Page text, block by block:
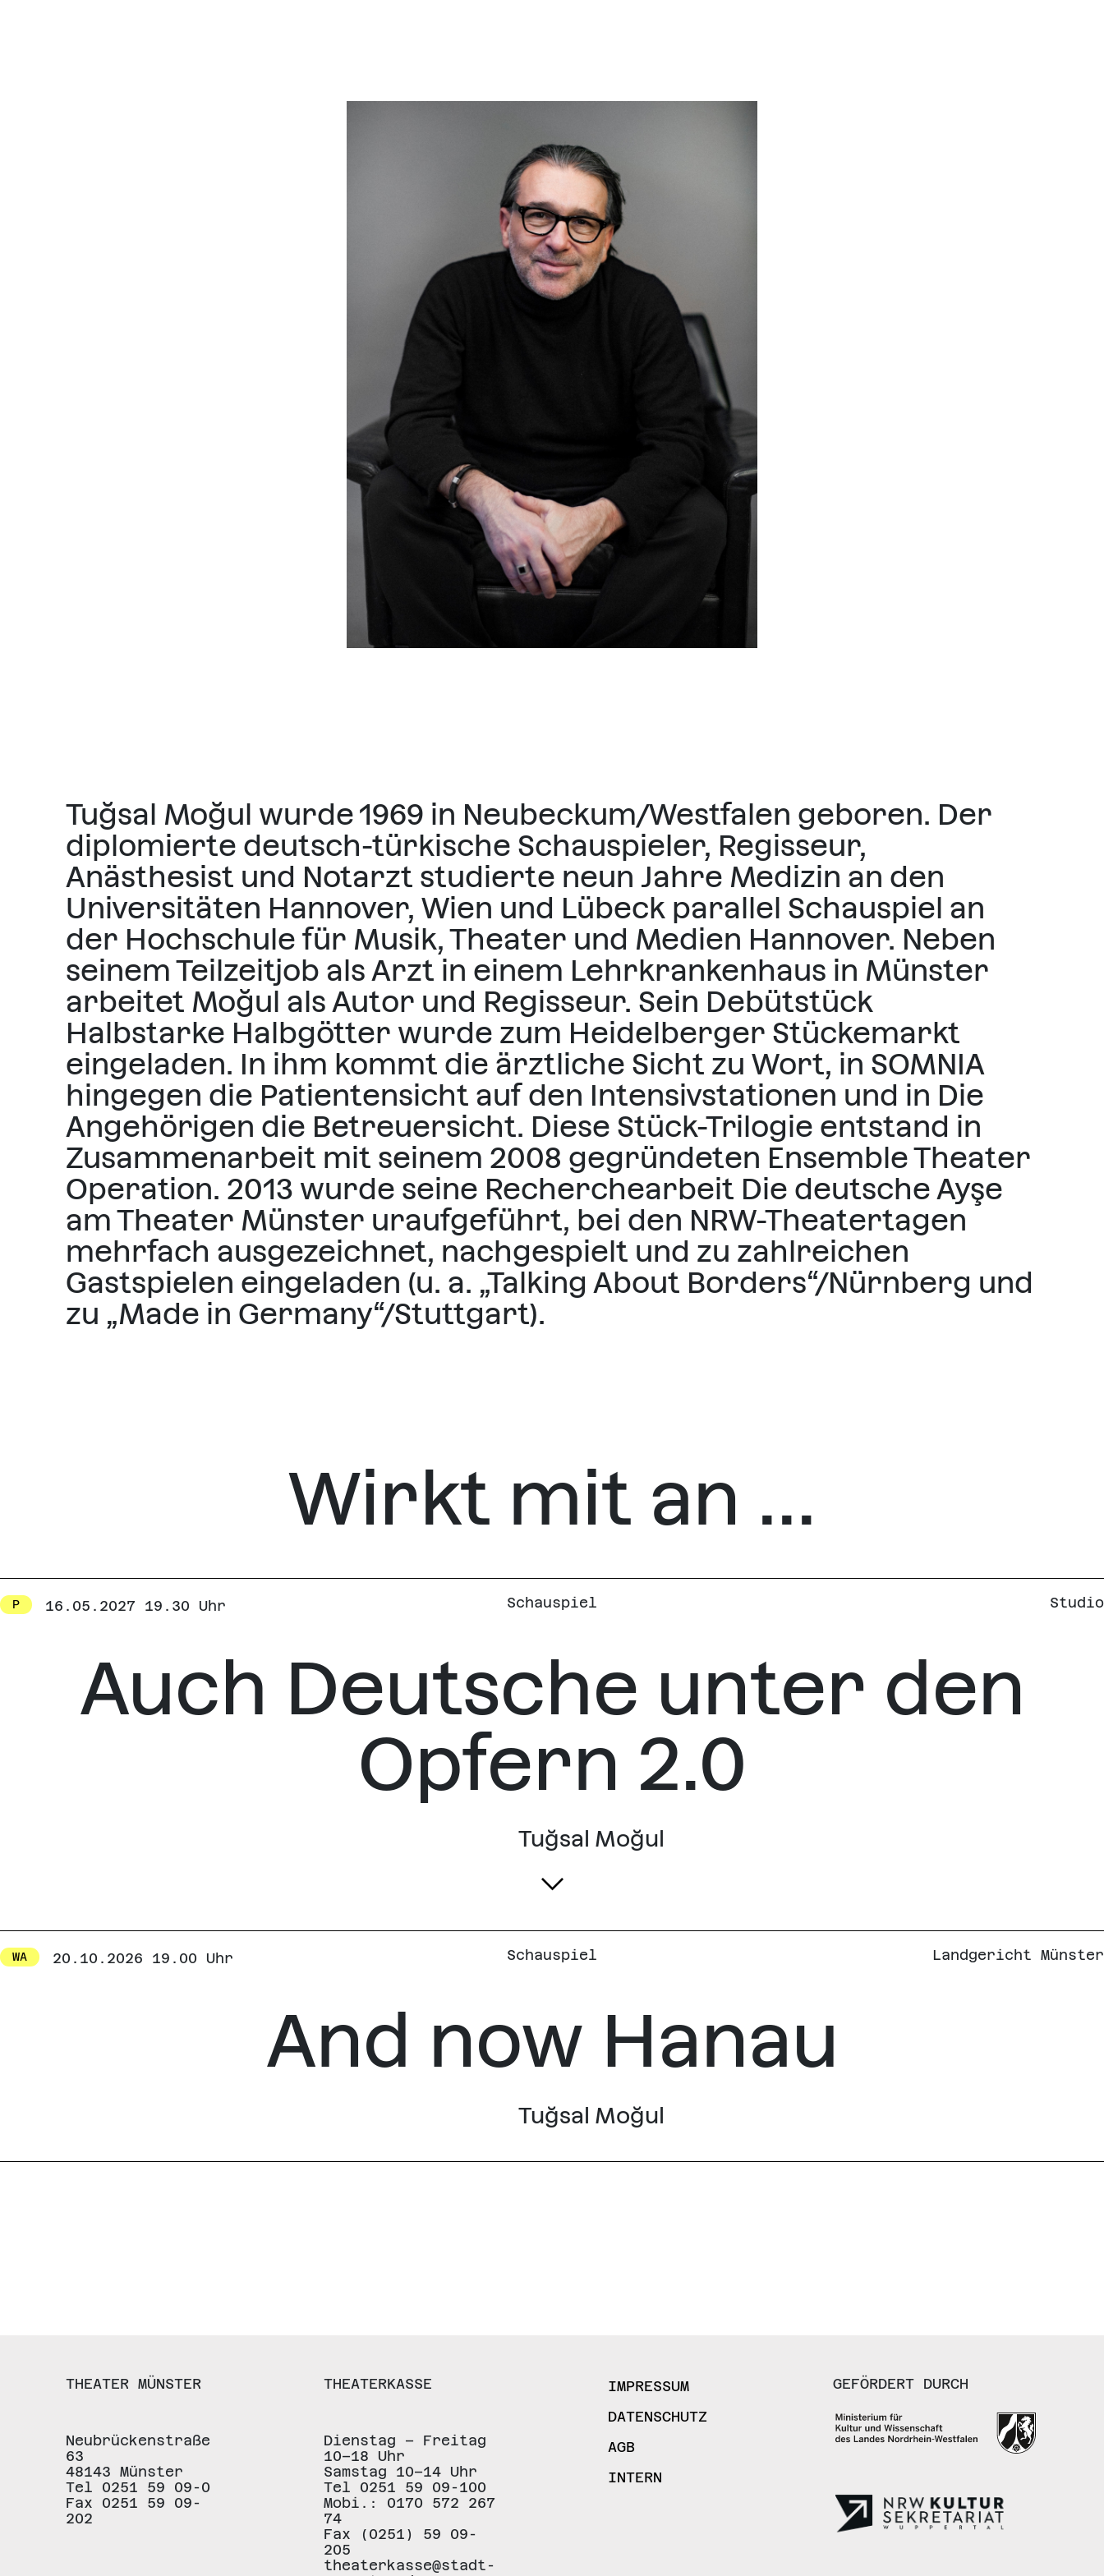
Tuğsal Moğul wurde 1969 in Neubeckum/Westfalen geboren. Der
diplomierte deutsch-türkische Schauspieler, Regisseur,
Anästhesist und Notarzt studierte neun Jahre Medizin an den
Universitäten Hannover, Wien und Lübeck parallel Schauspiel an
der Hochschule für Musik, Theater und Medien Hannover. Neben
seinem Teilzeitjob als Arzt in einem Lehrkrankenhaus in Münster
arbeitet Moğul als Autor und Regisseur. Sein Debütstück
Halbstarke Halbgötter wurde zum Heidelberger Stückemarkt
eingeladen. In ihm kommt die ärztliche Sicht zu Wort, in SOMNIA
hingegen die Patientensicht auf den Intensivstationen und in Die
Angehörigen die Betreuersicht. Diese Stück-Trilogie entstand in
Zusammenarbeit mit seinem 2008 gegründeten Ensemble Theater
Operation. 2013 wurde seine Recherchearbeit Die deutsche Ayşe
am Theater Münster uraufgeführt, bei den NRW-Theatertagen
mehrfach ausgezeichnet, nachgespielt und zu zahlreichen
Gastspielen eingeladen (u. a. „Talking About Borders“/Nürnberg und
zu „Made in Germany“/Stuttgart).
Wirkt mit an ...
P 16.05.2027 19.30 Uhr Schauspiel Studio
Auch Deutsche unter den
Opfern 2.0
Tuğsal Moğul
WA 20.10.2026 19.00 Uhr Schauspiel Landgericht Münster
And now Hanau
Tuğsal Moğul
THEATER MÜNSTER
Neubrückenstraße
63
48143 Münster
Tel 0251 59 09-0
Fax 0251 59 09-
202
THEATERKASSE
Dienstag – Freitag
10–18 Uhr
Samstag 10–14 Uhr
Tel 0251 59 09-100
Mobi.: 0170 572 267
74
Fax (0251) 59 09-
205
theaterkasse@stadt-
IMPRESSUM
DATENSCHUTZ
AGB
INTERN
GEFÖRDERT DURCH